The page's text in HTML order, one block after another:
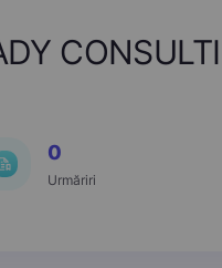
0
Urmăriri